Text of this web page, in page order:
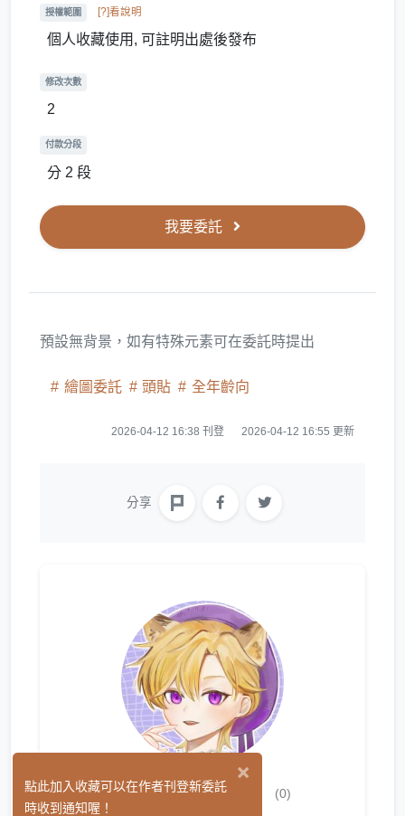
授權範圍 [?]看說明
個人收藏使用, 可註明出處後發布
修改次數
2
付款分段
分 2 段
我要委託
預設無背景，如有特殊元素可在委託時提出
繪圖委託 頭貼 全年齡向
2026-04-12 16:38 刊登 2026-04-12 16:55 更新
分享
泡菜老虎 Tiger (0)
×
點此加入收藏可以在作者刊登新委託
時收到通知喔！